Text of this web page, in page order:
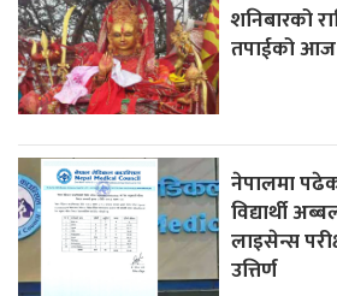
शनिबारको
तपाईको
नेपालमा
विद्यार्थी
लाइसेन्स
उत्तिर्ण